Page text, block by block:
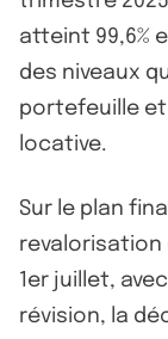
atteint 99,6%
des niveaux
portefeuille et
locative.
Sur le plan
revalorisation
1er juillet,
révision, la